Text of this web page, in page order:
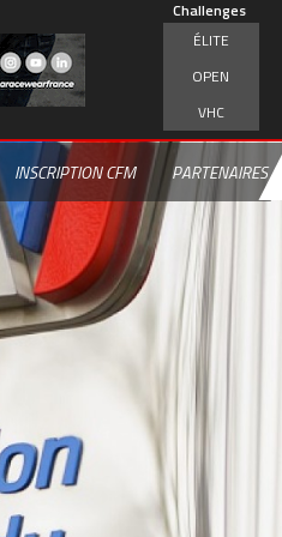
Challenges
ÉLITE
OPEN
VHC
INSCRIPTION CFM PARTENAIRES